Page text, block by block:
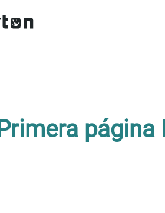
Primera página